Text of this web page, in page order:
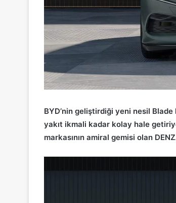
BYD’nin geliştirdiği yeni nesil
yakıt ikmali kadar kolay hale
markasının amiral gemisi olan